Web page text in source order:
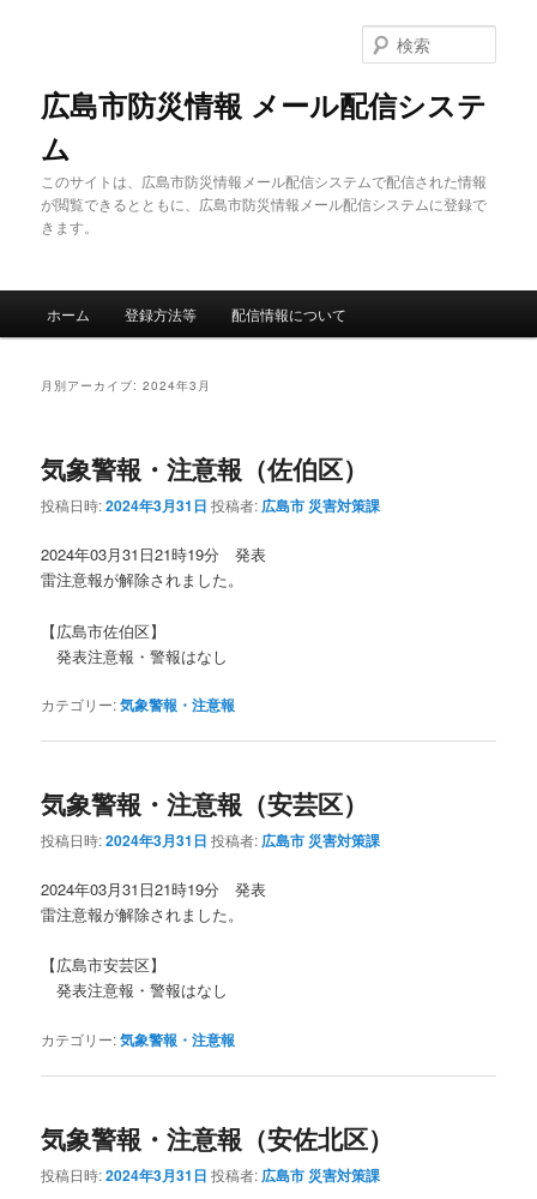
広島市防災情報 メール配信システ
ム
このサイトは、広島市防災情報メール配信システムで配信された情報
が閲覧できるとともに、広島市防災情報メール配信システムに登録で
きます。
索
ホーム 登録方法等 配信情報について
月別アーカイブ:2024年3月
気象警報・注意報（佐伯区）
投稿日時:2024年3月31日 投稿者: 広島市 災害対策課
2024年03月31日21時19分 発表
雷注意報が解除されました。
【広島市佐伯区】
発表注意報・警報はなし
カテゴリー:気象警報・注意報
気象警報・注意報（安芸区）
投稿日時:2024年3月31日 投稿者: 広島市 災害対策課
2024年03月31日21時19分 発表
雷注意報が解除されました。
【広島市安芸区】
発表注意報・警報はなし
カテゴリー:気象警報・注意報
気象警報・注意報（安佐北区）
投稿日時:2024年3月31日 投稿者: 広島市 災害対策課